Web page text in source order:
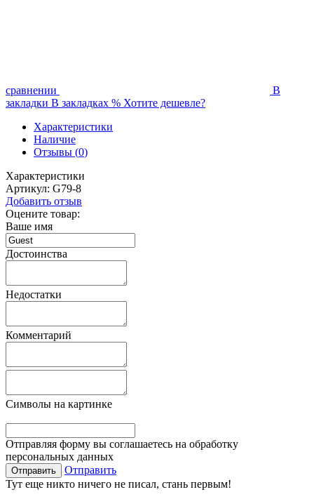
сравнении
В
закладки В закладках % Хотите дешевле?
Характеристики
Наличие
Отзывы (0)
Характеристики
Артикул: G79-8
Добавить отзыв
Оцените товар:
Ваше имя
Достоинства
Недостатки
Комментарий
Символы на картинке
Отправляя форму вы соглашаетесь на обработку
персональных данных
Отправить
Тут еще никто ничего не писал, стань первым!